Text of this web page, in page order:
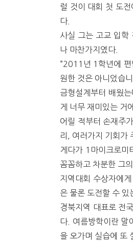
럴 것이 대회 첫 도
다.
사실 그는 고교 입학
나 마찬가지였다.
“2011년 1학년에 편
원한 것은 아니었습
금형설계부터 배웠
게 너무 재미있는 거
어릴 적부터 손재주
리, 여러가지 기회가
게다가 1마이크로미
꼼꼼하고 차분한 그
지역대회 수상자에
은 물론 도전할 수 있
경북지역 대표로 전
다. 여름방학이란 말
을 오가며 실습에 또